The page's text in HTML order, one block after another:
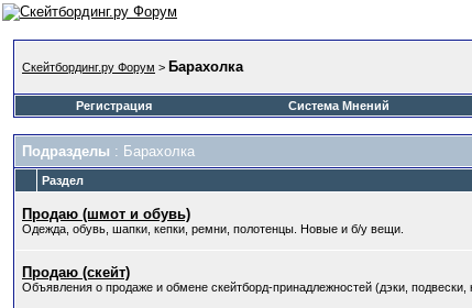
Скейтбординг.ру Форум > Барахолка
Регистрация
Система Мнений
Подразделы : Барахолка
Раздел
Продаю (шмот и обувь)
Одежда, обувь, шапки, кепки, ремни, полотенцы. Новые и б/у вещи.
Продаю (скейт)
Объявления о продаже и обмене скейтборд-принадлежностей (дэки,